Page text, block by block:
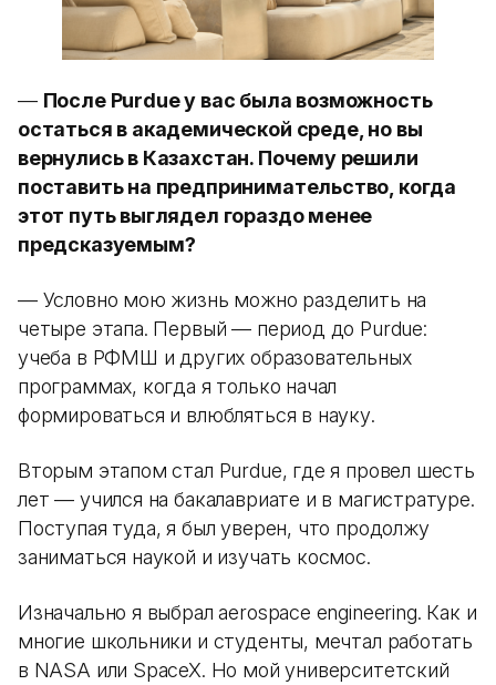
— После Purdue у вас была возможность
остаться в академической среде, но вы
вернулись в Казахстан. Почему решили
поставить на предпринимательство, когда
этот путь выглядел гораздо менее
предсказуемым?
— Условно мою жизнь можно разделить на
четыре этапа. Первый — период до Purdue:
учеба в РФМШ и других образовательных
программах, когда я только начал
формироваться и влюбляться в науку.
Вторым этапом стал Purdue, где я провел шесть
лет — учился на бакалавриате и в магистратуре.
Поступая туда, я был уверен, что продолжу
заниматься наукой и изучать космос.
Изначально я выбрал aerospace engineering. Как и
многие школьники и студенты, мечтал работать
в NASA или SpaceX. Но мой университетский